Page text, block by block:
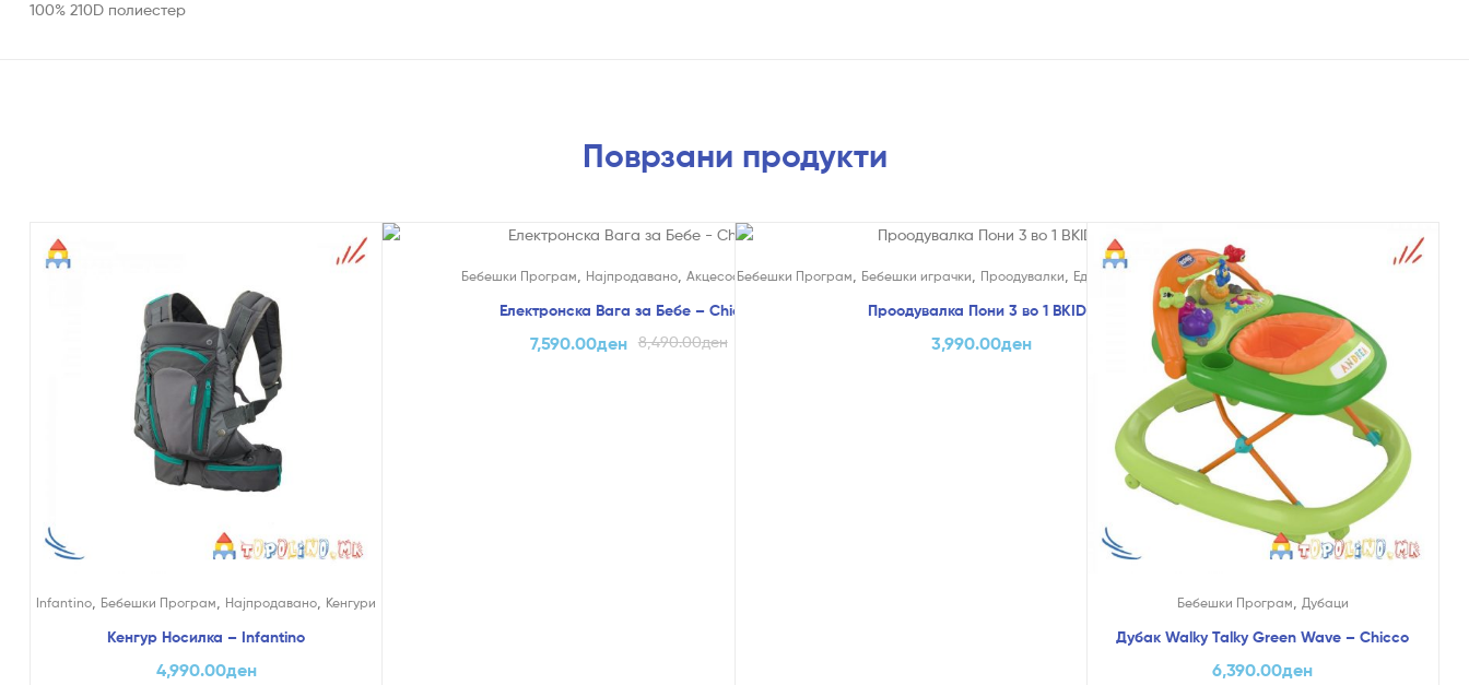
100% 210D полиестер
Поврзани продукти
Infantino Бебешки Програм Најпродавано Кенгури
Кенгур Носилка – Infantino
4,990.00ден
Бебешки Програм Најпродавано ,Акцесоари,Ваги
Електронска Вага за Бебе – Chicco
8,490.00ден
7,590.00ден
Бебешки Програм Бебешки играчки Проодувалки Едукативни и Креативни
Проодувалка Пони 3 во 1 BKIDS
3,990.00ден
Бебешки Програм Дубаци
Дубак Walky Talky Green Wave – Chicco
6,390.00ден